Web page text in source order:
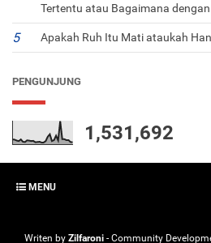
Tertentu atau Bagaimana
Apakah Ruh Itu Mati ataukah
PENGUNJUNG
1,531,692
MENU
Writen by Zilfaroni- Community